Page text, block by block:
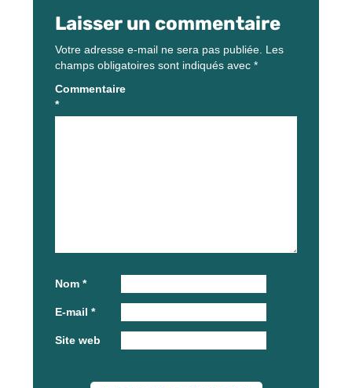
Laisser un commentaire
Votre adresse e-mail ne sera pas publiée. Les
champs obligatoires sont indiqués avec *
Commentaire
*
Nom *
E-mail *
Site web